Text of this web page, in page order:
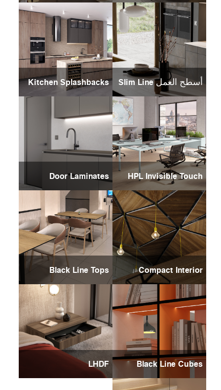
أسطح العمل Slim Line Kitchen Splashbacks
HPL Invisible Touch
Door Laminates
Compact Interior
Black Line Tops
Black Line Cubes
LHDF